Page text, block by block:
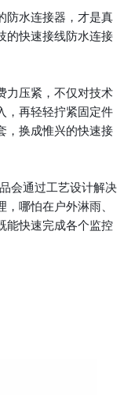
防水连接器，才是真
的快速接线防水连接
力压紧，不仅对技术
，再轻轻拧紧固定件
，换成惟兴的快速接
会通过工艺设计解决
哪怕在户外淋雨、
能快速完成各个监控